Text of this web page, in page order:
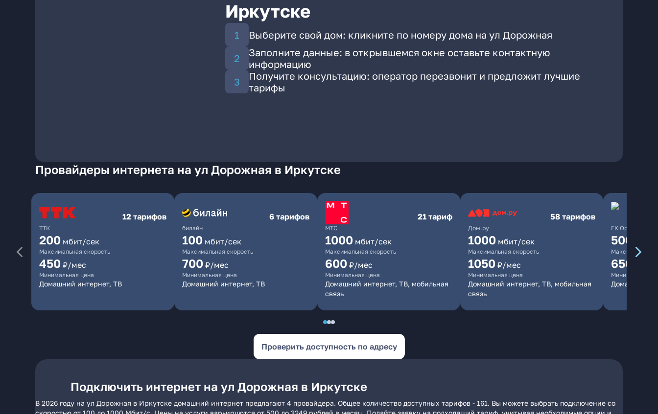
Иркутске
Выберите свой дом: кликните по номеру дома на ул Дорожная
Заполните данные: в открывшемся окне оставьте контактную
информацию
Получите консультацию: оператор перезвонит и предложит лучшие
тарифы
Провайдеры интернета на ул Дорожная в Иркутске
ТТК
12 тарифов
200 мбит/сек
Максимальная скорость
450 ₽/мес
Минимальная цена
Домашний интернет, ТВ
билайн
6 тарифов
100 мбит/сек
Максимальная скорость
700 ₽/мес
Минимальная цена
Домашний интернет, ТВ
МТС
21 тариф
1000 мбит/сек
Максимальная скорость
600 ₽/мес
Минимальная цена
Домашний интернет, ТВ, мобильная
связь
Дом.ру
58 тарифов
1000 мбит/сек
Максимальная скорость
1050 ₽/мес
Минимальная цена
Домашний интернет, ТВ, мобильная
связь
ГК Орион
500
Максимальная
650
Минимальная
Домашний
Проверить доступность по адресу
Подключить интернет на ул Дорожная в Иркутске
В 2026 году на ул Дорожная в Иркутске домашний интернет предлагают 4 провайдера. Общее количество доступных тарифов - 161. Вы можете выбрать подключение со